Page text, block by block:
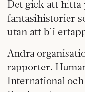
Det gick att hitta
fantasihistorier
utan att bli
Andra
rapporter.
International och